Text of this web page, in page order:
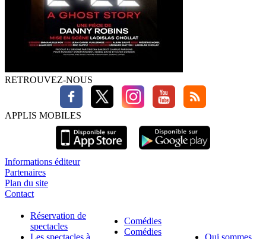
RETROUVEZ-NOUS
APPLIS MOBILES
Informations éditeur
Partenaires
Plan du site
Contact
Réservation de
spectacles
Comédies
Comédies